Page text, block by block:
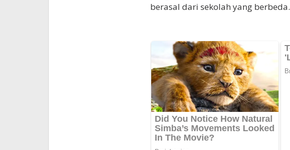
berasal dari sekolah yang berbeda.